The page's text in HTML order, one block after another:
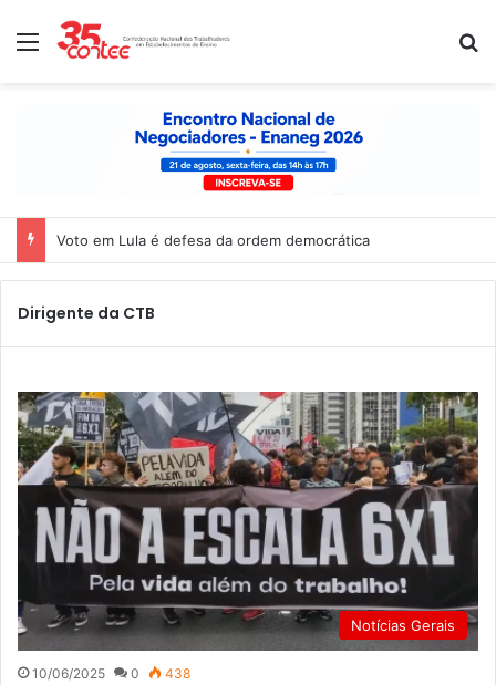
Menu
Voto em Lula é defesa da ordem democrática
Dirigente da CTB
Notícias Gerais
10/06/2025 0 438